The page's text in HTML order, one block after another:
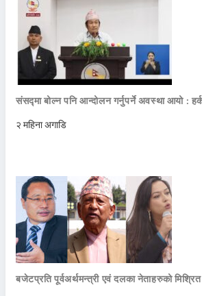
संसद्मा बोल्न पनि आन्दोलन गर्नुपर्ने अवस्था आयो :
२ महिना अगाडि
बजेटप्रति पूर्वअर्थमन्त्री एवं दलका नेताहरुको मिश्रित